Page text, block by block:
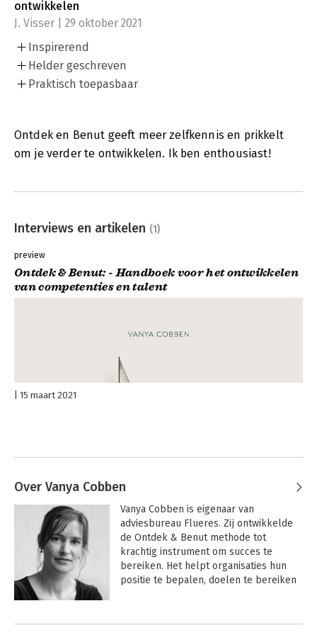
ontwikkelen
J. Visser | 29 oktober 2021
Inspirerend
Helder geschreven
Praktisch toepasbaar
Ontdek en Benut geeft meer zelfkennis en prikkelt
om je verder te ontwikkelen. Ik ben enthousiast!
Interviews en artikelen (1)
preview
Ontdek & Benut: - Handboek voor het ontwikkelen
van competenties en talent
15 maart 2021
Over Vanya Cobben
Vanya Cobben is eigenaar van
adviesbureau Flueres. Zij ontwikkelde
de Ontdek & Benut methode tot
krachtig instrument om succes te
bereiken. Het helpt organisaties hun
positie te bepalen, doelen te bereiken
concrete strategieën helpt ze
Andere boeken door Vanya Cobben